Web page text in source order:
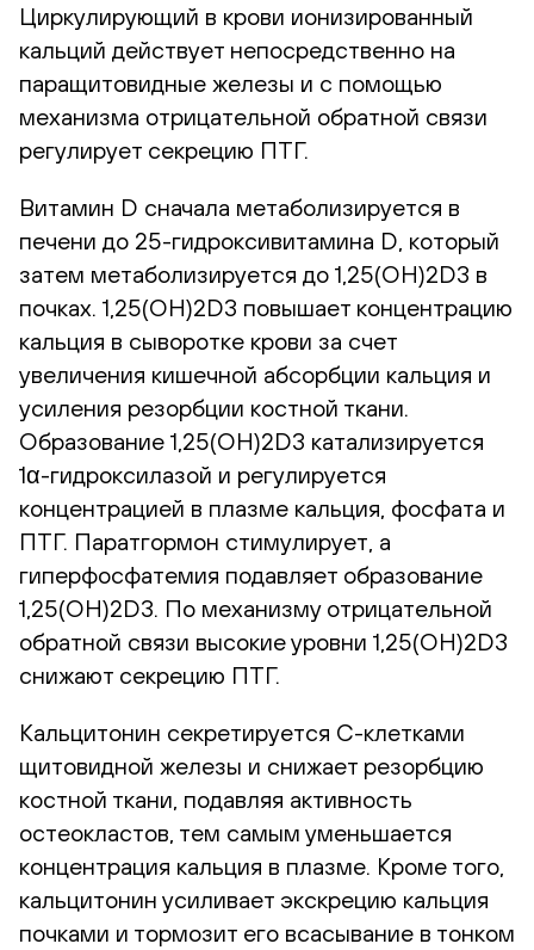
Циркулирующий в крови ионизированный
кальций действует непосредственно на
паращитовидные железы и с помощью
механизма отрицательной обратной связи
регулирует секрецию ПТГ.
Витамин D сначала метаболизируется в
печени до 25-гидроксивитамина D, который
затем метаболизируется до 1,25(OH)2D3 в
почках. 1,25(OH)2D3 повышает концентрацию
кальция в сыворотке крови за счет
увеличения кишечной абсорбции кальция и
усиления резорбции костной ткани.
Образование 1,25(OH)2D3 катализируется
1α-гидроксилазой и регулируется
концентрацией в плазме кальция, фосфата и
ПТГ. Паратгормон стимулирует, а
гиперфосфатемия подавляет образование
1,25(OH)2D3. По механизму отрицательной
обратной связи высокие уровни 1,25(OH)2D3
снижают секрецию ПТГ.
Кальцитонин секретируется C-клетками
щитовидной железы и снижает резорбцию
костной ткани, подавляя активность
остеокластов, тем самым уменьшается
концентрация кальция в плазме. Кроме того,
кальцитонин усиливает экскрецию кальция
почками и тормозит его всасывание в тонком